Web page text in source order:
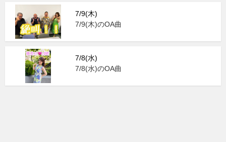
7/9(木)
7/9(木)のOA曲
7/8(水)
7/8(水)のOA曲